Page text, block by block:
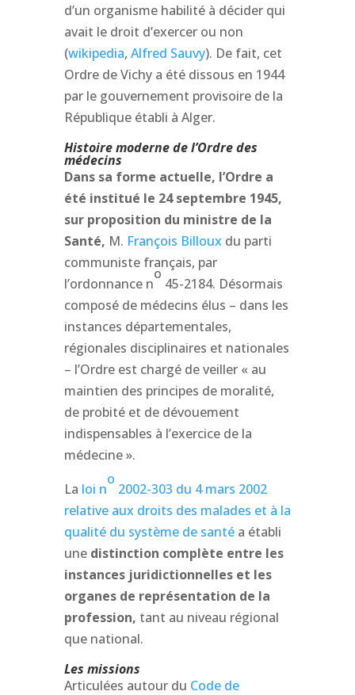
d’un organisme habilité à décider qui
avait le droit d’exercer ou non
(wikipedia, Alfred Sauvy). De fait, cet
Ordre de Vichy a été dissous en 1944
par le gouvernement provisoire de la
République établi à Alger.
Histoire moderne de l’Ordre des
médecins
Dans sa forme actuelle, l’Ordre a
été institué le 24 septembre 1945,
sur proposition du ministre de la
Santé, M. François Billoux du parti
communiste français, par
l’ordonnance n
o
45-2184. Désormais
composé de médecins élus – dans les
instances départementales,
régionales disciplinaires et nationales
– l’Ordre est chargé de veiller « au
maintien des principes de moralité,
de probité et de dévouement
indispensables à l’exercice de la
médecine ».
La loi n
o
2002-303 du 4 mars 2002
relative aux droits des malades et à la
qualité du système de santéa établi
une distinction complète entre les
instances juridictionnelles et les
organes de représentation de la
profession, tant au niveau régional
que national.
Les missions
Articulées autour du Code de